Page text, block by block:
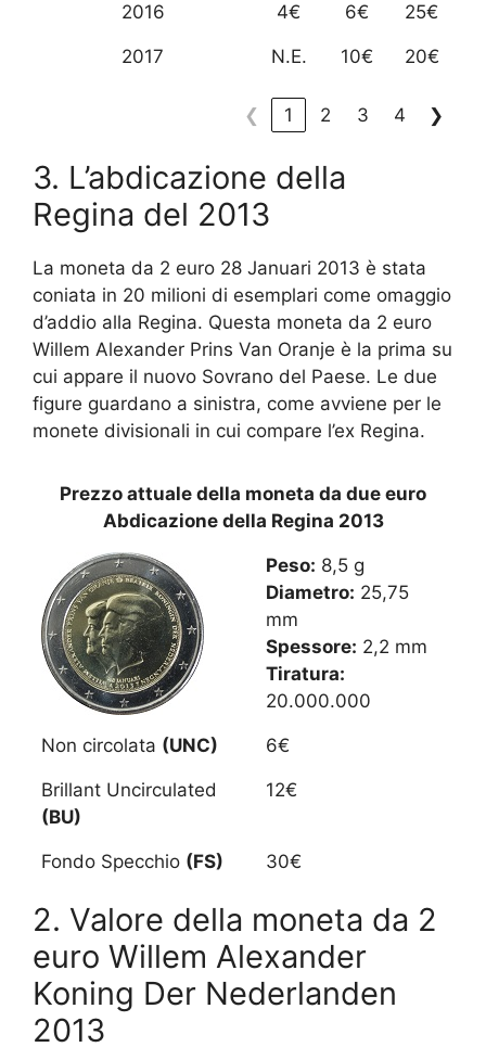
2016 4€ 6€ 25€
2017 N.E. 10€ 20€
❮ 1 2 3 4 ❯
3. L’abdicazione della
Regina del 2013
La moneta da 2 euro 28 Januari 2013 è stata
coniata in 20 milioni di esemplari come omaggio
d’addio alla Regina. Questa moneta da 2 euro
Willem Alexander Prins Van Oranje è la prima su
cui appare il nuovo Sovrano del Paese. Le due
figure guardano a sinistra, come avviene per le
monete divisionali in cui compare l’ex Regina.
Prezzo attuale della moneta da due euro
Abdicazione della Regina 2013
Peso: 8,5 g
Diametro: 25,75
mm
Spessore: 2,2 mm
Tiratura:
20.000.000
Non circolata (UNC) 6€
Brillant Uncirculated
(BU)
12€
Fondo Specchio (FS) 30€
2. Valore della moneta da 2
euro Willem Alexander
Koning Der Nederlanden
2013